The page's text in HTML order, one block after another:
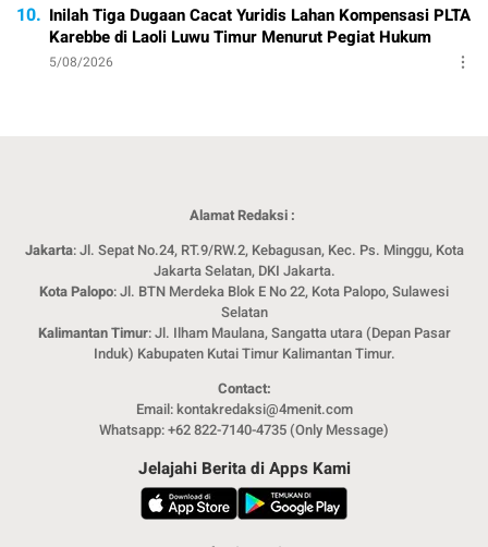
10. Inilah Tiga Dugaan Cacat Yuridis Lahan Kompensasi PLTA
Karebbe di Laoli Luwu Timur Menurut Pegiat Hukum
5/08/2026
Alamat Redaksi :
Jakarta: Jl. Sepat No.24, RT.9/RW.2, Kebagusan, Kec. Ps. Minggu, Kota
Jakarta Selatan, DKI Jakarta.
Kota Palopo: Jl. BTN Merdeka Blok E No 22, Kota Palopo, Sulawesi
Selatan
Kalimantan Timur: Jl. Ilham Maulana, Sangatta utara (Depan Pasar
Induk) Kabupaten Kutai Timur Kalimantan Timur.
Contact:
Email: kontakredaksi@4menit.com
Whatsapp: +62 822-7140-4735 (Only Message)
Jelajahi Berita di Apps Kami